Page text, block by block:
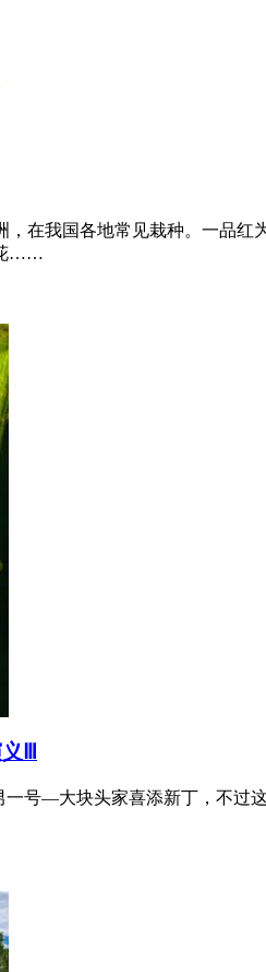
在我国各地常见栽种。一品
花……
Ⅲ
一号—大块头家喜添新丁，不